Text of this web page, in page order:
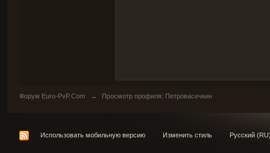
Форум Euro-PvP.Com → Просмотр профиля: Петровасечкин
Использовать мобильную версию Изменить стиль Русский